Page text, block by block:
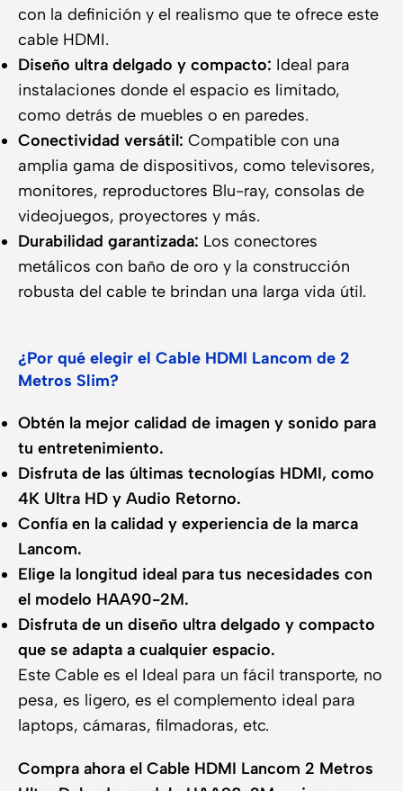
con la definición y el realismo que te ofrece este
cable HDMI.
Diseño ultra delgado y compacto: Ideal para
instalaciones donde el espacio es limitado,
como detrás de muebles o en paredes.
Conectividad versátil: Compatible con una
amplia gama de dispositivos, como televisores,
monitores, reproductores Blu-ray, consolas de
videojuegos, proyectores y más.
Durabilidad garantizada: Los conectores
metálicos con baño de oro y la construcción
robusta del cable te brindan una larga vida útil.
¿Por qué elegir el Cable HDMI Lancom de 2
Metros Slim?
Obtén la mejor calidad de imagen y sonido para
tu entretenimiento.
Disfruta de las últimas tecnologías HDMI, como
4K Ultra HD y Audio Retorno.
Confía en la calidad y experiencia de la marca
Lancom.
Elige la longitud ideal para tus necesidades con
el modelo HAA90-2M.
Disfruta de un diseño ultra delgado y compacto
que se adapta a cualquier espacio.
Este Cable es el Ideal para un fácil transporte, no
pesa, es ligero, es el complemento ideal para
laptops, cámaras, filmadoras, etc.
Compra ahora el Cable HDMI Lancom 2 Metros